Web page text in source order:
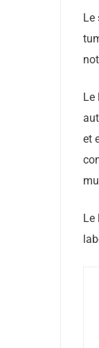
Le
Le
et
Le